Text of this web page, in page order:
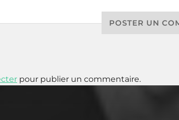
POSTER UN
pour publier un commentaire.